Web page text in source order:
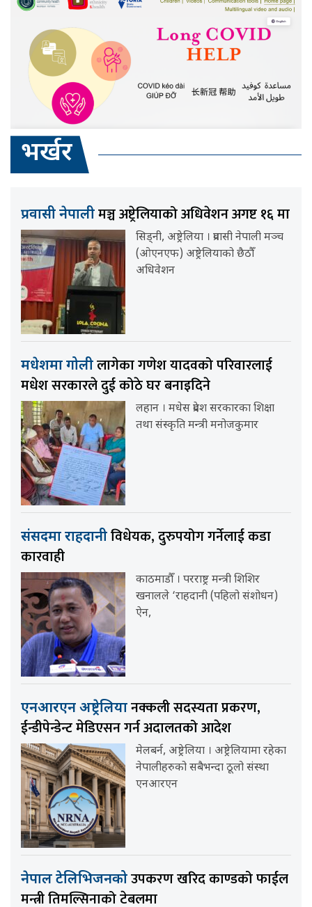
भर्खर
प्रवासी नेपालीमञ्च अष्ट्रेलियाको अधिवेशन अगष्ट १६ मा
सिड्नी, अष्ट्रेलिया । प्रवासी नेपाली मञ्च
(ओएनएफ) अष्ट्रेलियाको छैठौँ
अधिवेशन
मधेशमा गोलीलागेका गणेश यादवको परिवारलाई
मधेश सरकारले दुई कोठे घर बनाइदिने
लहान । मधेस प्रदेश सरकारका शिक्षा
तथा संस्कृति मन्त्री मनोजकुमार
संसदमा राहदानीविधेयक, दुरुपयोग गर्नेलाई कडा
कारवाही
काठमाडौँ । परराष्ट्र मन्त्री शिशिर
खनालले ‘राहदानी (पहिलो संशोधन)
ऐन,
एनआरएन अष्ट्रेलियानक्कली सदस्यता प्रकरण,
ईन्डीपेन्डेन्ट मेडिएसन गर्न अदालतको आदेश
मेलबर्न, अष्ट्रेलिया । अष्ट्रेलियामा रहेका
नेपालीहरुको सबैभन्दा ठूलो संस्था
एनआरएन
नेपाल टेलिभिजनकोउपकरण खरिद काण्डको फाईल
मन्त्री तिमल्सिनाको टेबलमा